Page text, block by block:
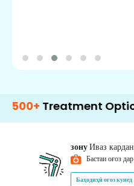
Options
зонуИваз кардан
Бастаи оғоз дар
Баҳодиҳӣ оғоз кунед